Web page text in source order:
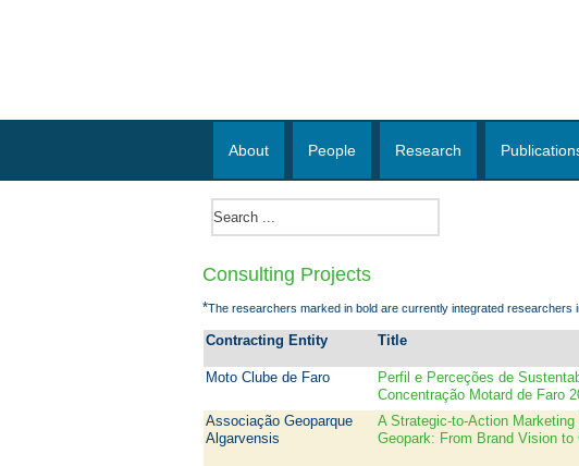
About People Research
Consulting Projects
*The researchers marked in bold are currently integrated
Contracting Entity Title
Moto Clube de Faro
Perfil e Perceções de
Concentração Motard de Faro
Associação Geoparque
Algarvensis
A Strategic-to-Action
Geopark: From Brand Vision to